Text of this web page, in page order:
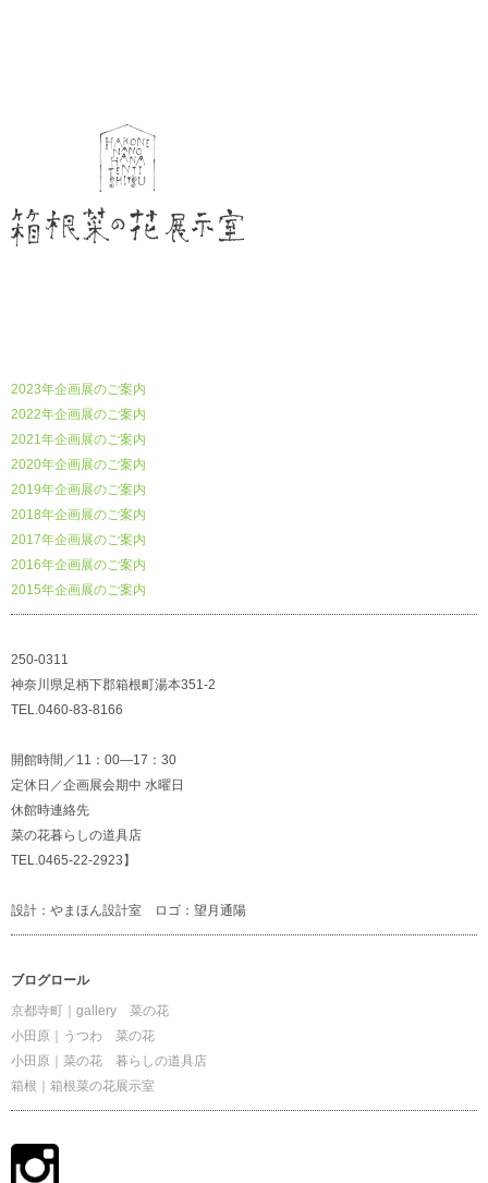
2023年企画展のご案内
2022年企画展のご案内
2021年企画展のご案内
2020年企画展のご案内
2019年企画展のご案内
2018年企画展のご案内
2017年企画展のご案内
2016年企画展のご案内
2015年企画展のご案内
250-0311
神奈川県足柄下郡箱根町湯本351-2
TEL.0460-83-8166
開館時間／11：00―17：30
定休日／企画展会期中 水曜日
休館時連絡先
菜の花暮らしの道具店
TEL.0465-22-2923】
設計：やまほん設計室 ロゴ：望月通陽
ブログロール
京都寺町｜gallery 菜の花
小田原｜うつわ 菜の花
小田原｜菜の花 暮らしの道具店
箱根｜箱根菜の花展示室